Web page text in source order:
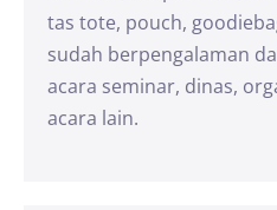
tas tote, pouch,
sudah berpengalaman
acara seminar, dinas,
acara lain.